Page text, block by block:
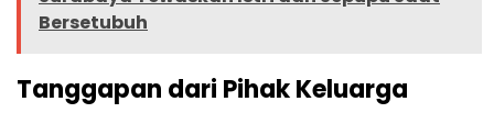
Bersetubuh
Tanggapan dari Pihak Keluarga